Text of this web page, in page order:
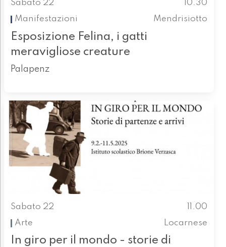
Sabato 22
10.30
Manifestazioni
Mendrisiotto
Esposizione Felina, i gatti
meravigliose creature
Palapenz
Sabato 22
11.00
Arte
Locarnese
In giro per il mondo - storie di